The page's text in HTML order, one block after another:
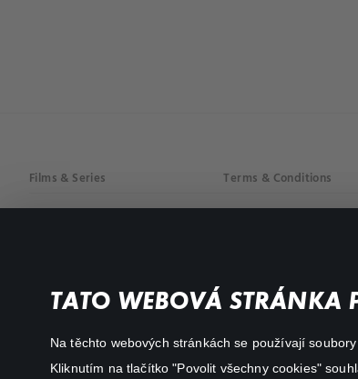
TATO WEBOVÁ STRÁNKA
Na těchto webových stránkách se používají
Kliknutím na tlačítko "Povolit všechny cookies"
Films & Series
Action
Terms & Conditions